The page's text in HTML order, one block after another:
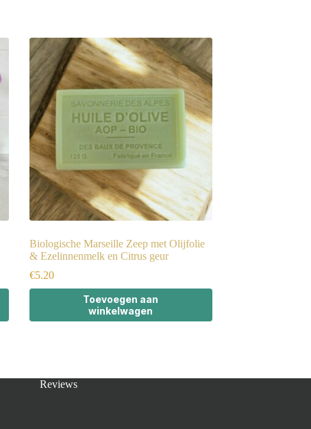
Biologische Marseille Zeep met Olijfolie
& Ezelinnenmelk en Citrus geur
€5.20
Toevoegen aan
winkelwagen
Reviews